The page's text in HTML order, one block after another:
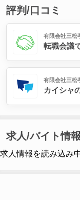
評判/口コミ
有限会社三松
転職会議
有限会社三松
カイシャ
求人/バイト情報
求人情報を読み込み